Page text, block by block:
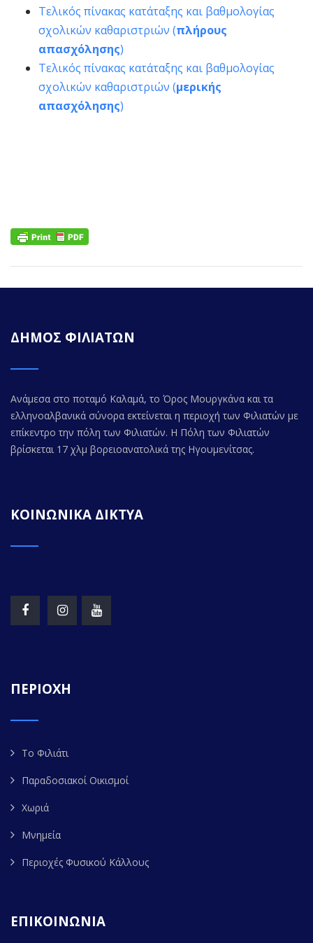
Τελικός πίνακας κατάταξης και βαθμολογίας
σχολικών καθαριστριών (πλήρους
απασχόλησης)
Τελικός πίνακας κατάταξης και βαθμολογίας
σχολικών καθαριστριών (μερικής
απασχόλησης)
ΔΗΜΟΣ ΦΙΛΙΑΤΩΝ
Ανάμεσα στο ποταμό Καλαμά, το Όρος Μουργκάνα και τα
ελληνοαλβανικά σύνορα εκτείνεται η περιοχή των Φιλιατών με
επίκεντρο την πόλη των Φιλιατών. Η Πόλη των Φιλιατών
βρίσκεται 17 χλμ βορειοανατολικά της Ηγουμενίτσας.
ΚΟΙΝΩΝΙΚΑ ΔΙΚΤΥΑ
ΠΕΡΙΟΧΗ
Το Φιλιάτι
Παραδοσιακοί Οικισμοί
Χωριά
Μνημεία
Περιοχές Φυσικού Κάλλους
ΕΠΙΚΟΙΝΩΝΙΑ